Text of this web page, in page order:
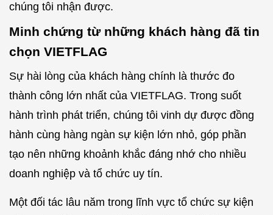
chúng tôi nhận được.
Minh chứng từ những khách hàng đã tin
chọn VIETFLAG
Sự hài lòng của khách hàng chính là thước đo
thành công lớn nhất của VIETFLAG. Trong suốt
hành trình phát triển, chúng tôi vinh dự được đồng
hành cùng hàng ngàn sự kiện lớn nhỏ, góp phần
tạo nên những khoảnh khắc đáng nhớ cho nhiều
doanh nghiệp và tổ chức uy tín.
Một đối tác lâu năm trong lĩnh vực tổ chức sự kiện